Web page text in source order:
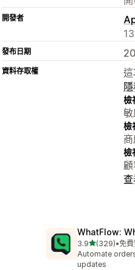
開發者
發布日期
資料存取權
檢
檢
檢
WhatFlow:
3.9滿分 5 顆星
(329)
共有 329 則評價
•免
Automate
updates